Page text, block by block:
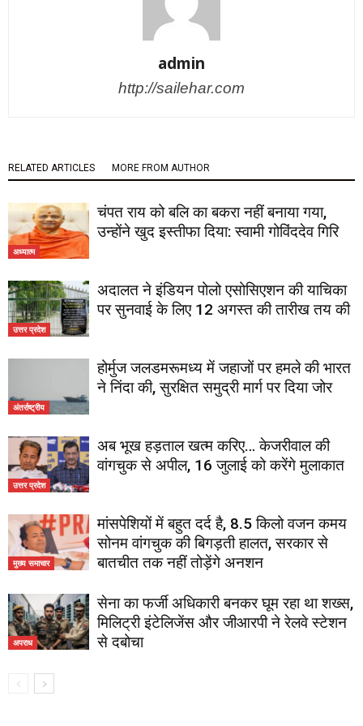
admin
http://sailehar.com
RELATED ARTICLES MORE FROM AUTHOR
अध्यात्म
चंपत राय को बलि का बकरा नहीं बनाया गया,
उन्होंने खुद इस्तीफा दिया: स्वामी गोविंददेव गिरि
उत्तर प्रदेश
अदालत ने इंडियन पोलो एसोसिएशन की याचिका
पर सुनवाई के लिए 12 अगस्त की तारीख तय की
अंतर्राष्ट्रीय
होर्मुज जलडमरूमध्य में जहाजों पर हमले की भारत
ने निंदा की, सुरक्षित समुद्री मार्ग पर दिया जोर
उत्तर प्रदेश
अब भूख हड़ताल खत्म करिए… केजरीवाल की
वांगचुक से अपील, 16 जुलाई को करेंगे मुलाकात
मुख्य समाचार
मांसपेशियों में बहुत दर्द है, 8.5 किलो वजन कमय
सोनम वांगचुक की बिगड़ती हालत, सरकार से
बातचीत तक नहीं तोड़ेंगे अनशन
अपराध
सेना का फर्जी अधिकारी बनकर घूम रहा था शख्स,
मिलिट्री इंटेलिजेंस और जीआरपी ने रेलवे स्टेशन
से दबोचा